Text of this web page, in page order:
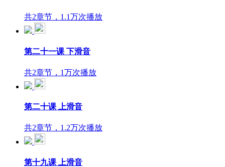
共2章节，1.1万次播放
第二十一课 下滑音
共2章节，1万次播放
第二十课 上滑音
共2章节，1.2万次播放
第十九课 上滑音